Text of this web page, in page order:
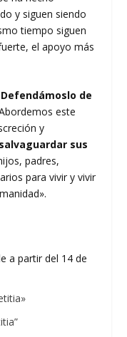
y siguen siendo
tiempo siguen
el apoyo más
de
este
y
sus
padres,
para vivir y vivir
a partir del 14 de